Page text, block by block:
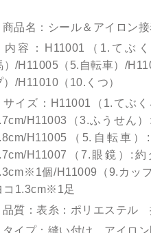
商品名：シール＆アイロン
内容：H11001（1.てぶ
）/H11005（5.自転車）/
）/H11010（10.くつ）
サイズ：H11001（1.てぶ
H11003（3.ふうせん
H11005（5.自転車
H11007（7.眼鏡）:
個/H11009（9.カッ
コ1.3cm※1足
品質：表糸：ポリエステル
タイプ：縫い付け、アイロ